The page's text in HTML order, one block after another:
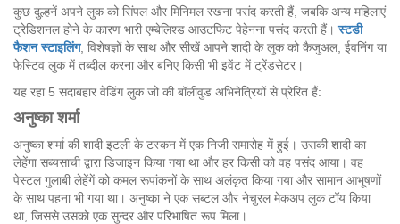
कुछ दुल्हनें अपने लुक को सिंपल और मिनिमल रखना पसंद करती हैं, जबकि अन्य महिलाएं
ट्रेडिशनल होने के कारण भारी एम्बेलिश्ड आउटफिट पेहेनना पसंद करती हैं।स्टडी
फैशन स्टाइलिंग, विशेषज्ञों के साथ और सीखें आपने शादी के लुक को कैजुअल, ईवनिंग या
फेस्टिव लुक में तब्दील करना और बनिए किसी भी इवेंट में ट्रेंडसेटर।
यह रहा 5 सदाबहार वेडिंग लुक जो की बॉलीवुड अभिनेत्रियों से प्रेरित हैं:
अनुष्का शर्मा
अनुष्का शर्मा की शादी इटली के टस्कन में एक निजी समारोह में हुई। उसकी शादी का
लेहेंगा सब्यसाची द्वारा डिजाइन किया गया था और हर किसी को वह पसंद आया। वह
पेस्टल गुलाबी लेहेंगें को कमल रूपांकनों के साथ अलंकृत किया गया और सामान आभूषणों
के साथ पहना भी गया था। अनुष्का ने एक सब्टल और नेचुरल मेकअप लुक टॉय किया
था, जिससे उसको एक सुन्दर और परिभाषित रूप मिला।